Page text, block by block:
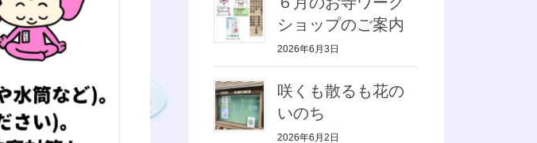
ショップのご案内
2026年6月3日
咲くも散るも花の
いのち
2026年6月2日